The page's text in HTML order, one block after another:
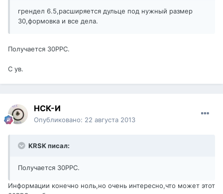
грендел 6.5,расширяется дульце под нужный размер
30,формовка и все дела.
Получается 30PPC.
С ув.
НСК-И
Опубликовано: 22 августа 2013
KRSK писал:
Получается 30PPC.
Информации конечно ноль,но очень интересно,что может этот